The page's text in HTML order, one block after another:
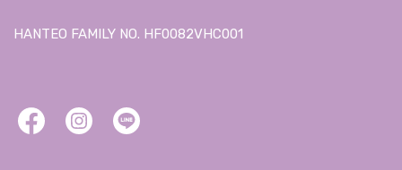
HANTEO FAMILY NO. HF0082VHC001